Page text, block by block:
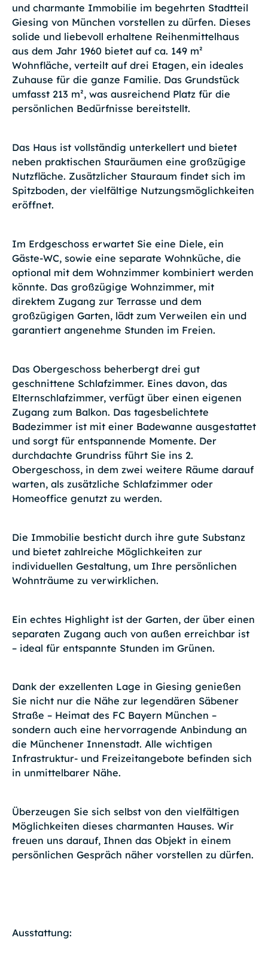
und charmante Immobilie im begehrten Stadtteil
Giesing von München vorstellen zu dürfen. Dieses
solide und liebevoll erhaltene Reihenmittelhaus
aus dem Jahr 1960 bietet auf ca. 149 m²
Wohnfläche, verteilt auf drei Etagen, ein ideales
Zuhause für die ganze Familie. Das Grundstück
umfasst 213 m², was ausreichend Platz für die
persönlichen Bedürfnisse bereitstellt.
Das Haus ist vollständig unterkellert und bietet
neben praktischen Stauräumen eine großzügige
Nutzfläche. Zusätzlicher Stauraum findet sich im
Spitzboden, der vielfältige Nutzungsmöglichkeiten
eröffnet.
Im Erdgeschoss erwartet Sie eine Diele, ein
Gäste-WC, sowie eine separate Wohnküche, die
optional mit dem Wohnzimmer kombiniert werden
könnte. Das großzügige Wohnzimmer, mit
direktem Zugang zur Terrasse und dem
großzügigen Garten, lädt zum Verweilen ein und
garantiert angenehme Stunden im Freien.
Das Obergeschoss beherbergt drei gut
geschnittene Schlafzimmer. Eines davon, das
Elternschlafzimmer, verfügt über einen eigenen
Zugang zum Balkon. Das tagesbelichtete
Badezimmer ist mit einer Badewanne ausgestattet
und sorgt für entspannende Momente. Der
durchdachte Grundriss führt Sie ins 2.
Obergeschoss, in dem zwei weitere Räume darauf
warten, als zusätzliche Schlafzimmer oder
Homeoffice genutzt zu werden.
Die Immobilie besticht durch ihre gute Substanz
und bietet zahlreiche Möglichkeiten zur
individuellen Gestaltung, um Ihre persönlichen
Wohnträume zu verwirklichen.
Ein echtes Highlight ist der Garten, der über einen
separaten Zugang auch von außen erreichbar ist
– ideal für entspannte Stunden im Grünen.
Dank der exzellenten Lage in Giesing genießen
Sie nicht nur die Nähe zur legendären Säbener
Straße – Heimat des FC Bayern München –
sondern auch eine hervorragende Anbindung an
die Münchener Innenstadt. Alle wichtigen
Infrastruktur- und Freizeitangebote befinden sich
in unmittelbarer Nähe.
Überzeugen Sie sich selbst von den vielfältigen
Möglichkeiten dieses charmanten Hauses. Wir
freuen uns darauf, Ihnen das Objekt in einem
persönlichen Gespräch näher vorstellen zu dürfen.
Ausstattung: